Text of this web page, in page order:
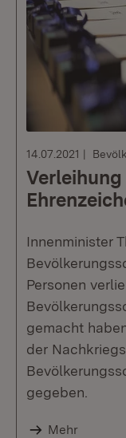
14.07.2021
Innenminister
Personen
gemacht
der
gegeben.
Mehr